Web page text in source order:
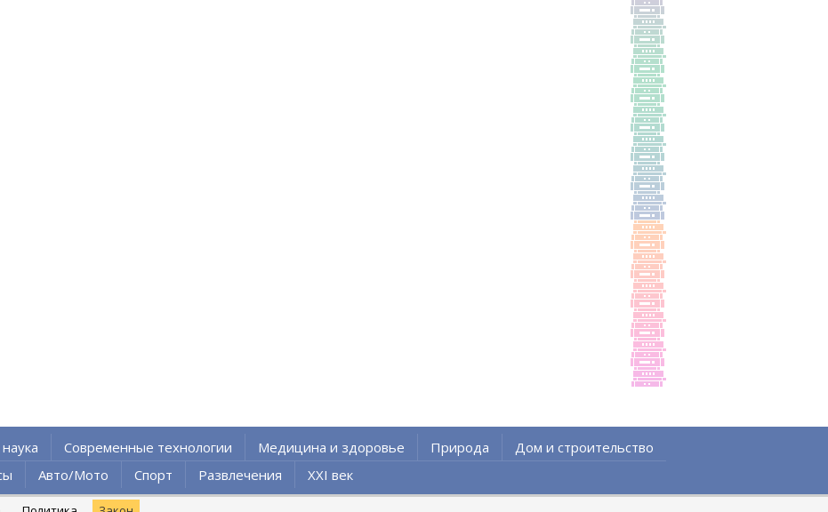
Современные технологии Медицина и здоровье Природа
Дом и строительство
Авто/Мото Спорт Развлечения XXI век